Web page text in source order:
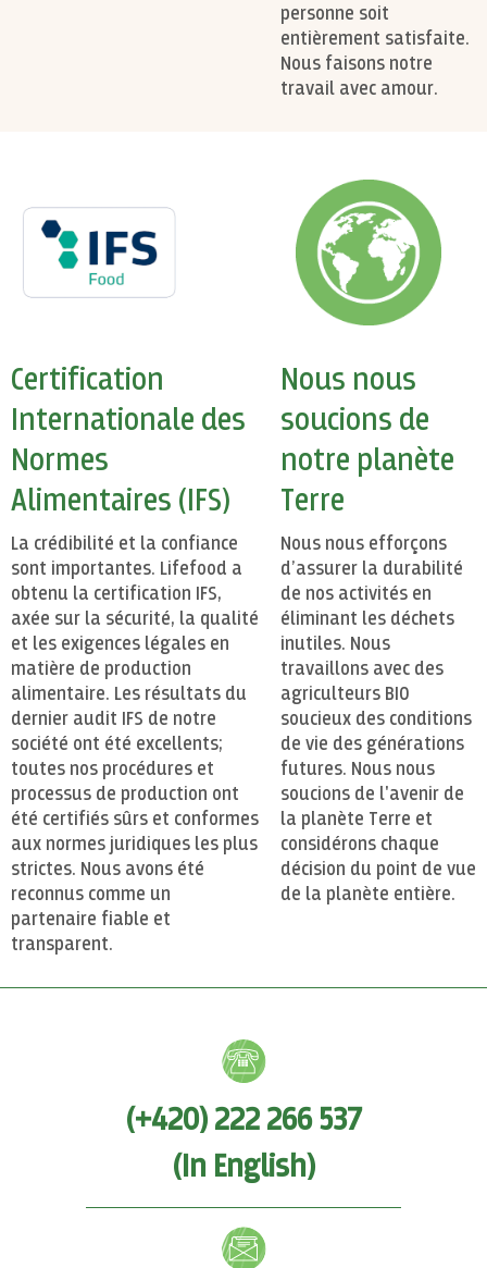
personne soit
entièrement satisfaite.
Nous faisons notre
travail avec amour.
Certification
Internationale des
Normes
Alimentaires (IFS)
La crédibilité et la confiance
sont importantes. Lifefood a
obtenu la certification IFS,
axée sur la sécurité, la qualité
et les exigences légales en
matière de production
alimentaire. Les résultats du
dernier audit IFS de notre
société ont été excellents;
toutes nos procédures et
processus de production ont
été certifiés sûrs et conformes
aux normes juridiques les plus
strictes. Nous avons été
reconnus comme un
partenaire fiable et
transparent.
Nous nous
soucions de
notre planète
Terre
Nous nous efforçons
d’assurer la durabilité
de nos activités en
éliminant les déchets
inutiles. Nous
travaillons avec des
agriculteurs BIO
soucieux des conditions
de vie des générations
futures. Nous nous
soucions de l'avenir de
la planète Terre et
considérons chaque
décision du point de vue
de la planète entière.
(+420) 222 266 537
(In English)